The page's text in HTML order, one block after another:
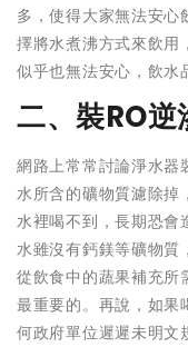
多，使得大家無法安心
擇將水煮沸方式來飲用
似乎也無法安心，飲水
二、裝RO
網路上常常討論淨水器
水所含的礦物質濾除掉
水裡喝不到，長期恐會
水雖沒有鈣鎂等礦物質
從飲食中的蔬果補充所
最重要的。再說，如果
何政府單位遲遲未明文